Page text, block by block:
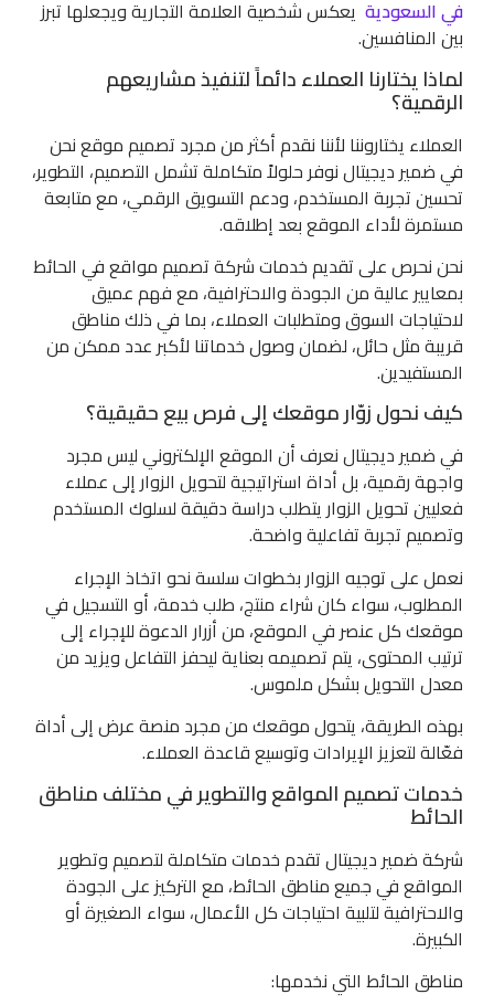
في السعوديةيعكس شخصية العلامة التجارية ويجعلها تبرز
بين المنافسين.
لماذا يختارنا العملاء دائماً لتنفيذ مشاريعهم
الرقمية؟
العملاء يختاروننا لأننا نقدم أكثر من مجرد تصميم موقع نحن
في ضمير ديجيتال نوفر حلولاً متكاملة تشمل التصميم، التطوير،
تحسين تجربة المستخدم، ودعم التسويق الرقمي، مع متابعة
مستمرة لأداء الموقع بعد إطلاقه.
نحن نحرص على تقديم خدمات شركة تصميم مواقع في الحائط
بمعايير عالية من الجودة والاحترافية، مع فهم عميق
لاحتياجات السوق ومتطلبات العملاء، بما في ذلك مناطق
قريبة مثل حائل، لضمان وصول خدماتنا لأكبر عدد ممكن من
المستفيدين.
كيف نحول زوّار موقعك إلى فرص بيع حقيقية؟
في ضمير ديجيتال نعرف أن الموقع الإلكتروني ليس مجرد
واجهة رقمية، بل أداة استراتيجية لتحويل الزوار إلى عملاء
فعليين تحويل الزوار يتطلب دراسة دقيقة لسلوك المستخدم
وتصميم تجربة تفاعلية واضحة.
نعمل على توجيه الزوار بخطوات سلسة نحو اتخاذ الإجراء
المطلوب، سواء كان شراء منتج، طلب خدمة، أو التسجيل في
موقعك كل عنصر في الموقع، من أزرار الدعوة للإجراء إلى
ترتيب المحتوى، يتم تصميمه بعناية ليحفز التفاعل ويزيد من
معدل التحويل بشكل ملموس.
بهذه الطريقة، يتحول موقعك من مجرد منصة عرض إلى أداة
فعّالة لتعزيز الإيرادات وتوسيع قاعدة العملاء.
خدمات تصميم المواقع والتطوير في مختلف مناطق
الحائط
شركة ضمير ديجيتال تقدم خدمات متكاملة لتصميم وتطوير
المواقع في جميع مناطق الحائط، مع التركيز على الجودة
والاحترافية لتلبية احتياجات كل الأعمال، سواء الصغيرة أو
الكبيرة.
مناطق الحائط التي نخدمها: